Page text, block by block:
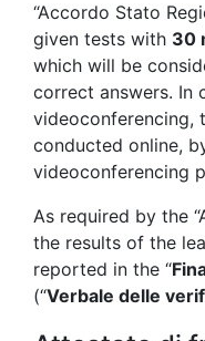
“Accordo Stato
given tests with 30
which will be
correct answers. In
videoconferencing,
conducted online,
videoconferencing
As required by the
the results of the
reported in the “
(“Verbale delle